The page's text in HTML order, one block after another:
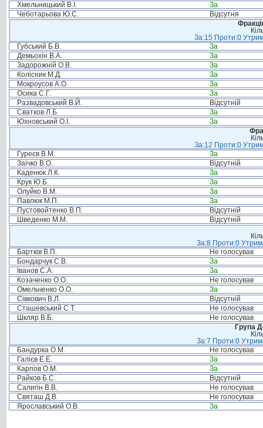
Хмельницький В.І.
За
Чеботарьова Ю.С.
Відсутня
За:15 Проти:0
Губський Б.В.
За
Демьохін В.А.
За
Задорожній О.В.
За
Колісник М.Д.
За
Мокроусов А.О.
За
Осика С.Г.
За
Развадовський В.Й.
Відсутній
Сватков Л.Б.
За
Юхновський О.І.
За
За:12 Проти:0
Гуреєв В.М.
За
Заічко В.О.
Відсутній
Каденюк Л.К.
За
Крук Ю.Б.
За
Олуйко В.М.
За
Павлюк М.П.
За
Пустовойтенко В.П.
Відсутній
Шведенко М.М.
Відсутній
За:8 Проти:0
Бартків В.П.
Не голосував
Бондарчук С.В.
За
Іванов С.А.
За
Козаченко О.О.
Не голосував
Омельченко О.О.
За
Сівкович В.Л.
Відсутній
Сташевський С.Т.
Не голосував
Шкляр В.Б.
Не голосував
Група
За:7 Проти:0
Бандурка О.М.
Не голосував
Галієв Е.Е.
За
Карпов О.М.
За
Райков Б.С.
Відсутній
Салигін В.В.
Не голосував
Святаш Д.В.
Не голосував
Ярославський О.В.
За